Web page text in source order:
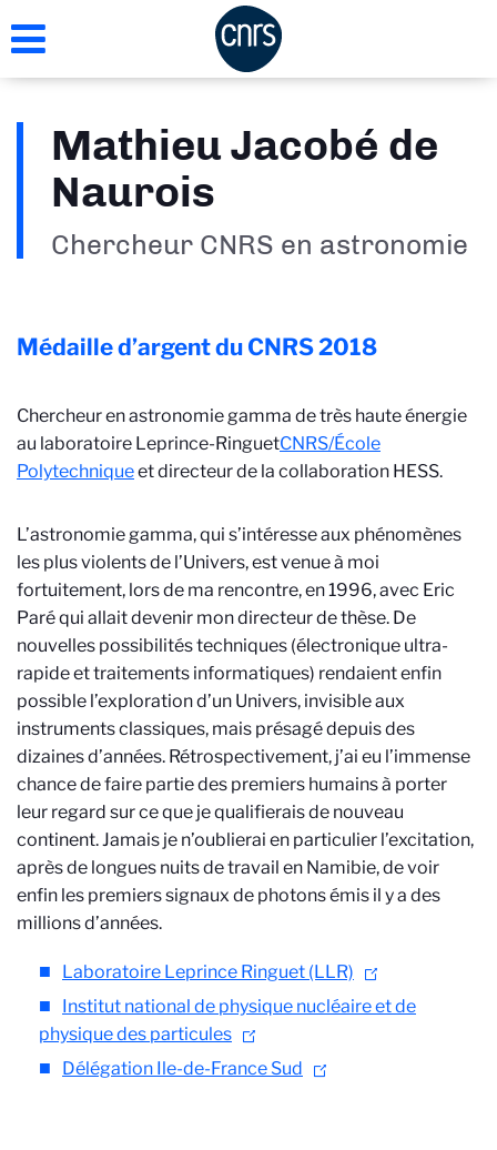
au
Mathieu Jacobé de
Naurois
Chercheur CNRS en astronomie
Médaille d’argent du CNRS2018
Chercheur en astronomie gamma de très haute énergie
au laboratoire Leprince-RinguetCNRS/École
Polytechniqueet directeur de la collaboration HESS.
L’astronomie gamma, qui s’intéresse aux phénomènes
les plus violents de l’Univers, est venue à moi
fortuitement, lors de ma rencontre, en 1996, avec Eric
Paré qui allait devenir mon directeur de thèse. De
nouvelles possibilités techniques (électronique ultra-
rapide et traitements informatiques) rendaient enfin
possible l’exploration d’un Univers, invisible aux
instruments classiques, mais présagé depuis des
dizaines d’années. Rétrospectivement, j’ai eu l’immense
chance de faire partie des premiers humains à porter
leur regard sur ce que je qualifierais de nouveau
continent. Jamais je n’oublierai en particulier l’excitation,
après de longues nuits de travail en Namibie, de voir
enfin les premiers signaux de photons émis il y a des
millions d’années.
Laboratoire Leprince Ringuet (LLR)
Institut national de physique nucléaire et de
physique des particules
Délégation Ile-de-France Sud